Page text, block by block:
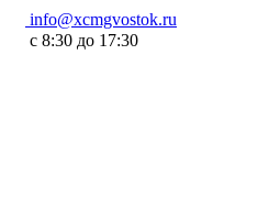
info@xcmgvostok.ru
с 8:30 до 17:30